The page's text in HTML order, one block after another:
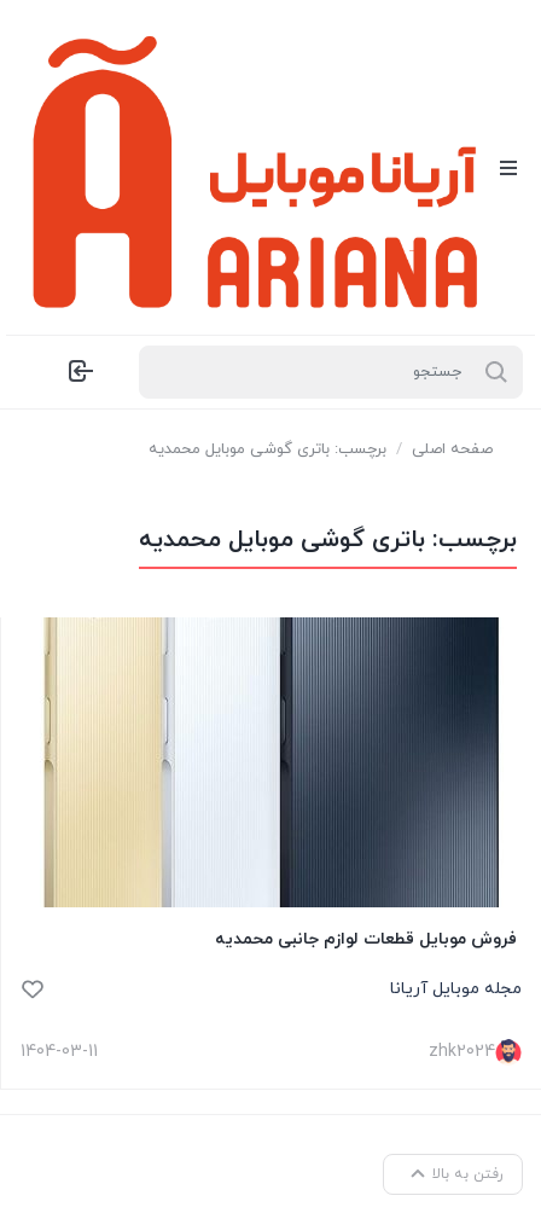
صفحه اصلی / برچسب: باتری گوشی موبایل محمدیه
برچسب: باتری گوشی موبایل محمدیه
فروش موبایل قطعات لوازم جانبی محمدیه
مجله موبایل آریانا
zhk2024
1404-03-11
رفتن به بالا